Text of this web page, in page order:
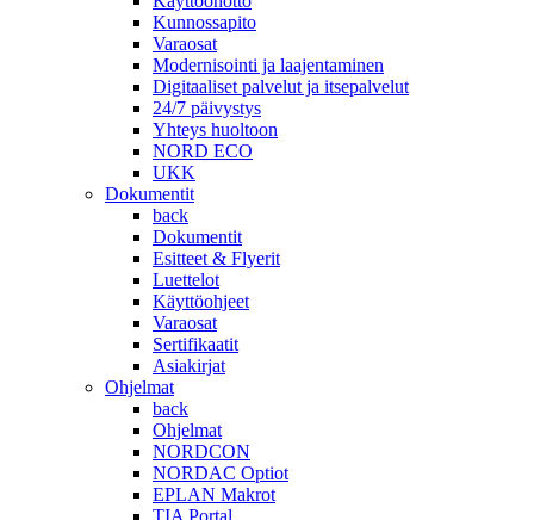
Kunnossapito
Varaosat
Modernisointi ja laajentaminen
Digitaaliset palvelut ja itsepalvelut
24/7 päivystys
Yhteys huoltoon
NORD ECO
UKK
Dokumentit
back
Dokumentit
Esitteet & Flyerit
Luettelot
Käyttöohjeet
Varaosat
Sertifikaatit
Asiakirjat
Ohjelmat
back
Ohjelmat
NORDCON
NORDAC Optiot
EPLAN Makrot
TIA Portal